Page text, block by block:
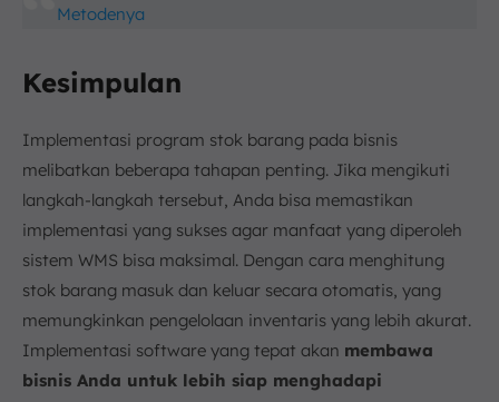
Metodenya
Kesimpulan
Implementasi program stok barang pada bisnis
melibatkan beberapa tahapan penting. Jika mengikuti
langkah-langkah tersebut, Anda bisa memastikan
implementasi yang sukses agar manfaat yang diperoleh
sistem WMS bisa maksimal. Dengan cara menghitung
stok barang masuk dan keluar secara otomatis, yang
memungkinkan pengelolaan inventaris yang lebih akurat.
Implementasi software yang tepat akan membawa
bisnis Anda untuk lebih siap menghadapi